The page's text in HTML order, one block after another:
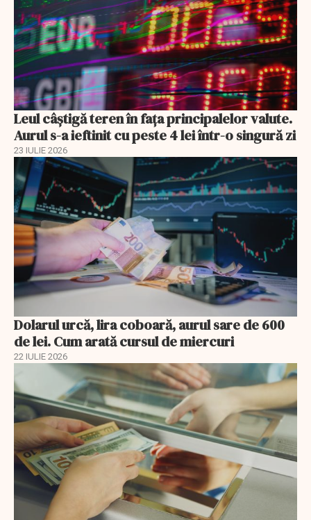
Leul câștigă teren în fața principalelor valute.
Aurul s-a ieftinit cu peste 4 lei într-o singură zi
23 IULIE 2026
Dolarul urcă, lira coboară, aurul sare de 600
de lei. Cum arată cursul de miercuri
22 IULIE 2026